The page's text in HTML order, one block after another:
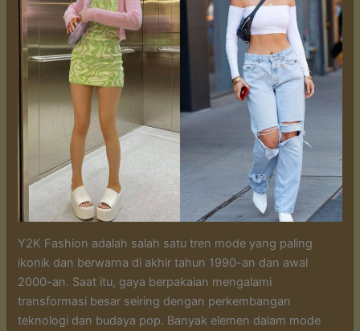
Y2K Fashion adalah salah satu tren mode yang paling
ikonik dan berwarna di akhir tahun 1990-an dan awal
2000-an. Saat itu, gaya berpakaian mengalami
transformasi besar seiring dengan perkembangan
teknologi dan budaya pop. Banyak elemen dalam mode